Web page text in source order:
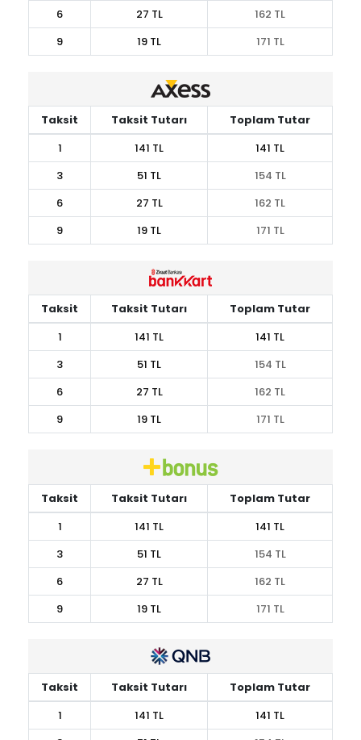
6
27 TL
162 TL
9
19 TL 171 TL
Taksit Taksit Tutarı
Toplam Tutar
1
141 TL
141 TL
3
51 TL
154 TL
6
27 TL
162 TL
9
19 TL 171 TL
Taksit Taksit Tutarı
Toplam Tutar
1
141 TL
141 TL
3
51 TL
154 TL
6
27 TL
162 TL
9
19 TL 171 TL
Taksit Taksit Tutarı
Toplam Tutar
1
141 TL
141 TL
3
51 TL
154 TL
6
27 TL
162 TL
9
19 TL 171 TL
Taksit Taksit Tutarı
Toplam Tutar
1
141 TL
141 TL